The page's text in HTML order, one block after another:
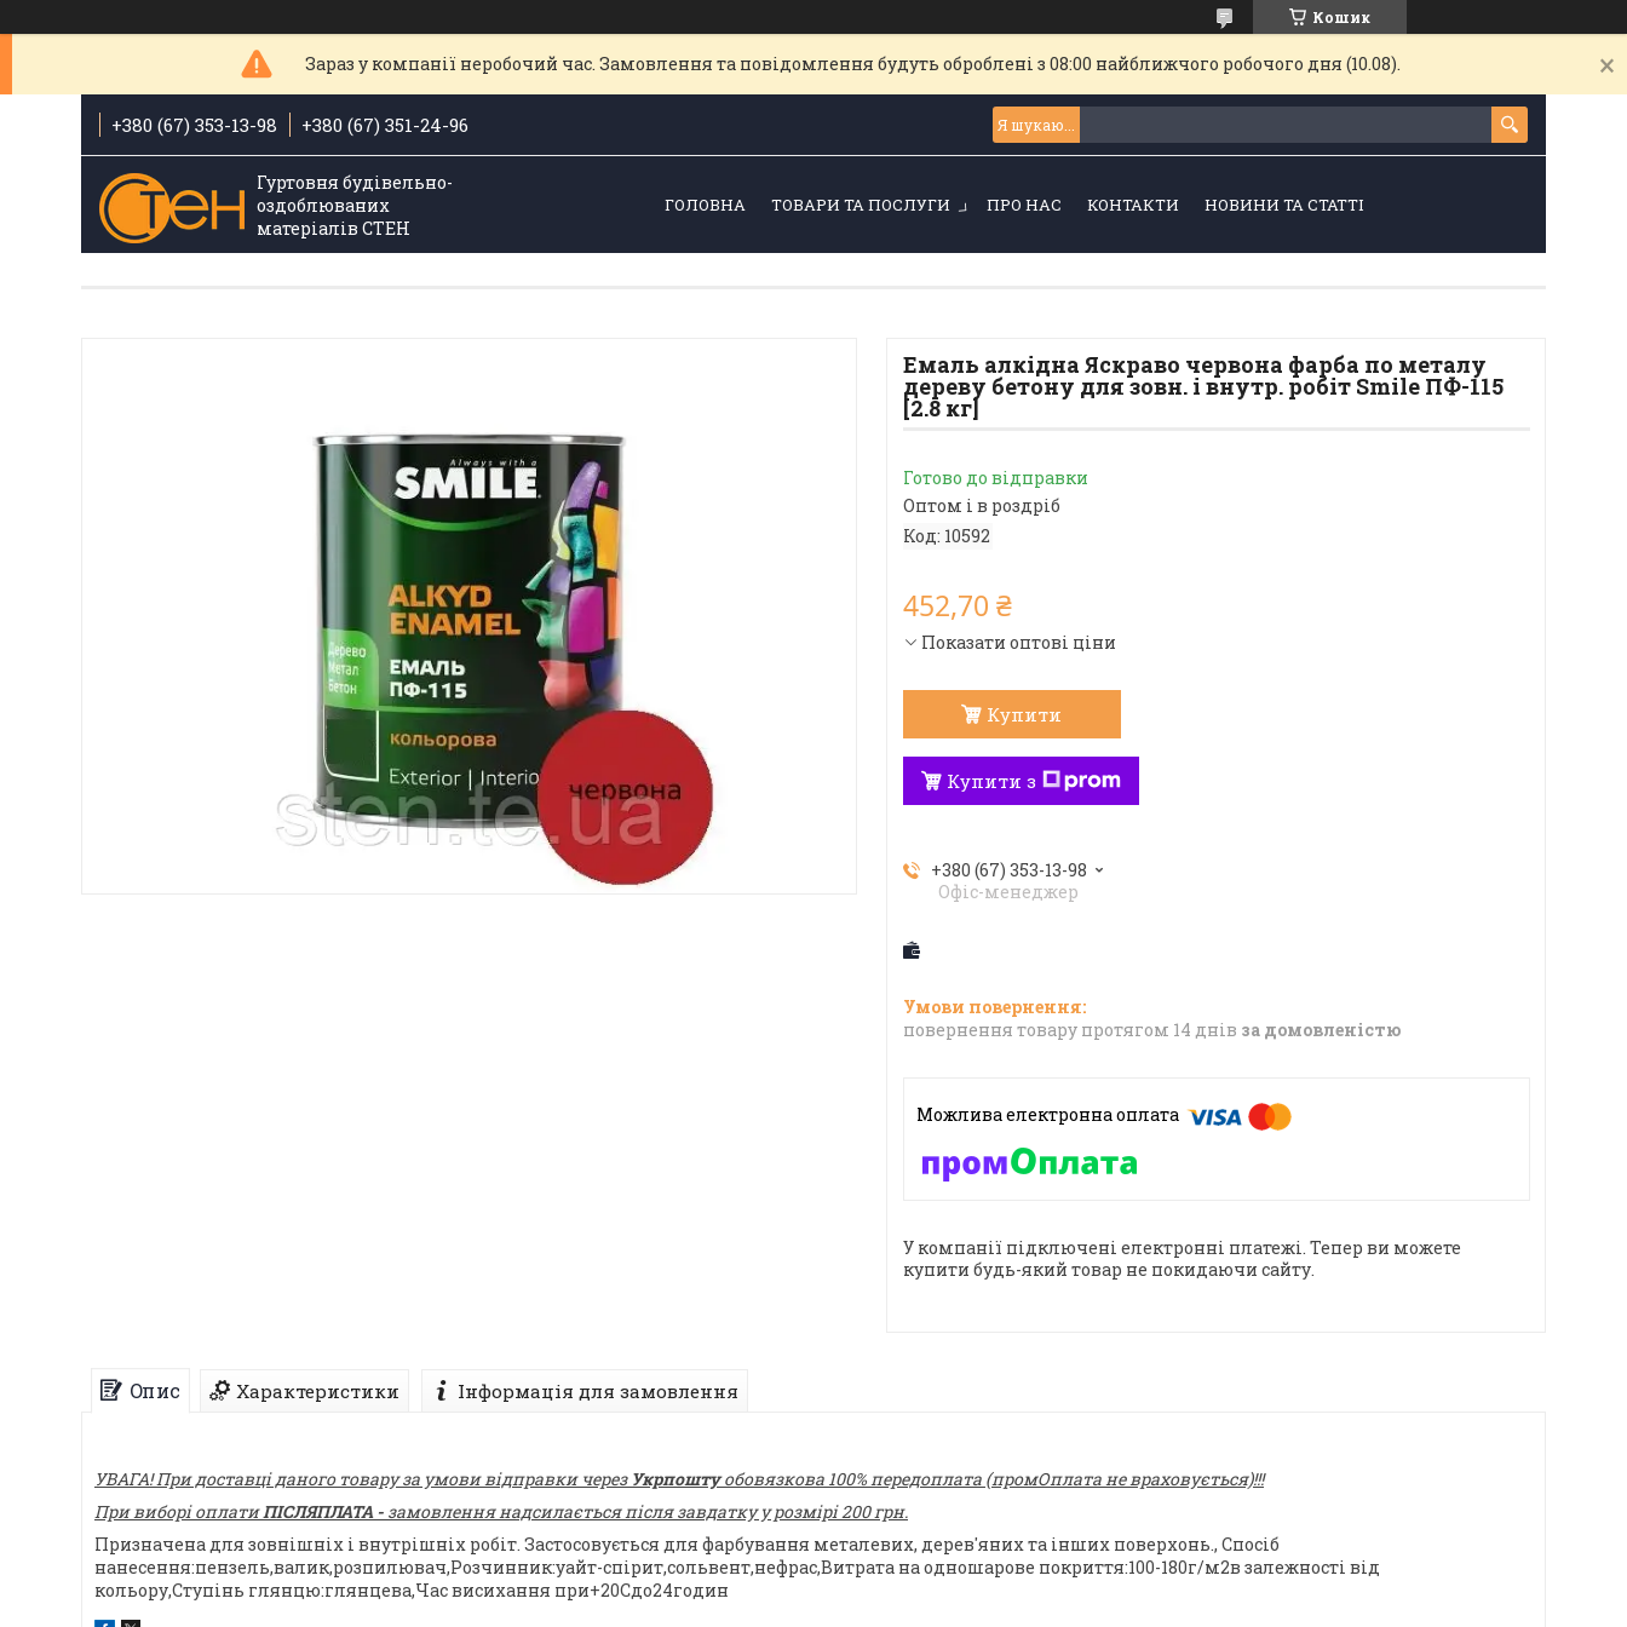
Кошик
Зараз у компанії неробочий час. Замовлення та повідомлення будуть оброблені з 08:00 найближчого робочого дня (10.08).
+380 (67) 353-13-98 +380 (67) 351-24-96
Гуртовня будівельно-
оздоблюваних
матеріалів СТЕН
ГОЛОВНА ТОВАРИ ТА ПОСЛУГИ ПРО НАС КОНТАКТИ НОВИНИ ТА СТАТТІ
Емаль алкідна Яскраво червона фарба по металу
дереву бетону для зовн. і внутр. робіт Smile ПФ-115
[2.8 кг]
Готово до відправки
Оптом і в роздріб
Код: 10592
452,70 ₴
Показати оптові ціни
Купити
Купити з
+380 (67) 353-13-98
Офіс-менеджер
повернення товару протягом 14 днів за домовленістю
У компанії підключені електронні платежі. Тепер ви можете
купити будь-який товар не покидаючи сайту.
Опис Характеристики Інформація для замовлення
УВАГА! При доставці даного товару за умови відправки через Укрпоштуобовязкова 100% передоплата (промОплата не враховується)!!!
При виборі оплатиПІСЛЯПЛАТА - замовлення надсилається після завдатку у розмірі 200 грн.
Призначена для зовнішніх і внутрішніх робіт. Застосовується для фарбування металевих, дерев'яних та інших поверхонь., Спосіб
нанесення:пензель,валик,розпилювач,Розчинник:уайт-спірит,сольвент,нефрас,Витрата на одношарове покриття:100-180г/м2в залежності від
кольору,Ступінь глянцю:глянцева,Час висихання при+20Сдо24годин